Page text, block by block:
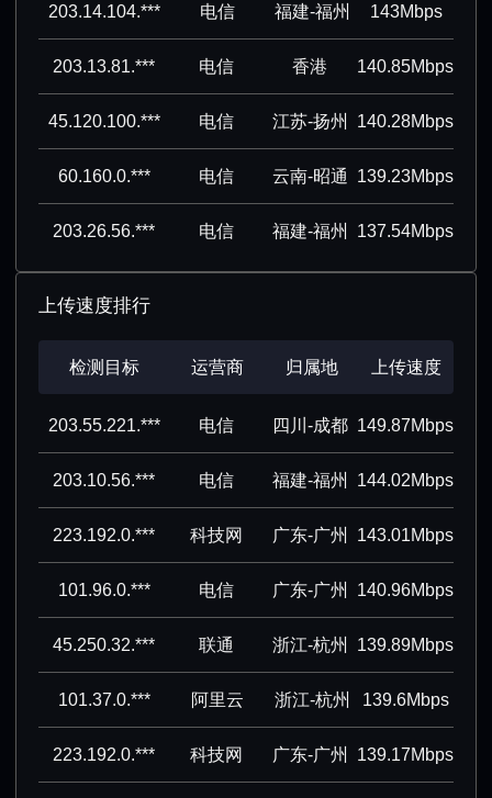
203.14.104.*** 电信 福建-福州 143Mbps
203.13.81.*** 电信 香港 140.85Mbps
45.120.100.*** 电信 江苏-扬州 140.28Mbps
60.160.0.*** 电信 云南-昭通 139.23Mbps
203.26.56.*** 电信 福建-福州 137.54Mbps
上传速度排行
检测目标 运营商 归属地 上传速度
203.55.221.*** 电信 四川-成都 149.87Mbps
203.10.56.*** 电信 福建-福州 144.02Mbps
223.192.0.*** 科技网 广东-广州 143.01Mbps
101.96.0.*** 电信 广东-广州 140.96Mbps
45.250.32.*** 联通 浙江-杭州 139.89Mbps
101.37.0.*** 阿里云 浙江-杭州 139.6Mbps
223.192.0.*** 科技网 广东-广州 139.17Mbps